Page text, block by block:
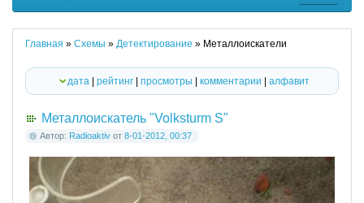
Главная » Схемы » Детектирование » Металлоискатели
дата | рейтинг| просмотры | комментарии | алфавит
Металлоискатель "Volksturm S"
Автор: Radioaktiv от 8-01-2012, 00:37